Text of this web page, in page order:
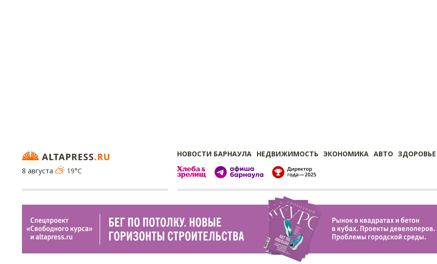
НОВОСТИ БАРНАУЛА НЕДВИЖИМОСТЬ ЭКОНОМИКА АВТО ЗДОРОВЬЕ
8 августа
19°C